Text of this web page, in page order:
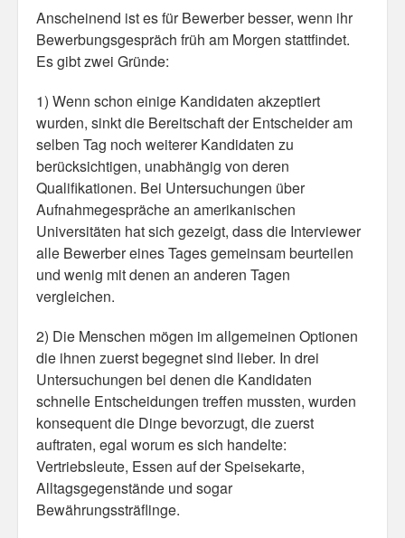
Imprint
Topics
Misc
Business Server Cashflow
Design is how it works
The Others
Money Makes The World Go Round
GTD and shit
Smarty-Pants
Vorsprung durch Technik
Wild Stuff
Psychos
Personal
Anscheinend ist es für Bewerber besser, wenn ihr
Bewerbungsgespräch früh am Morgen stattfindet.
Es gibt zwei Gründe:
1) Wenn schon einige Kandidaten akzeptiert
wurden, sinkt die Bereitschaft der Entscheider am
selben Tag noch weiterer Kandidaten zu
berücksichtigen, unabhängig von deren
Qualifikationen. Bei Untersuchungen über
Aufnahmegespräche an amerikanischen
Universitäten hat sich gezeigt, dass die Interviewer
alle Bewerber eines Tages gemeinsam beurteilen
und wenig mit denen an anderen Tagen
vergleichen.
2) Die Menschen mögen im allgemeinen Optionen
die ihnen zuerst begegnet sind lieber. In drei
Untersuchungen bei denen die Kandidaten
schnelle Entscheidungen treffen mussten, wurden
konsequent die Dinge bevorzugt, die zuerst
auftraten, egal worum es sich handelte:
Vertriebsleute, Essen auf der Speisekarte,
Alltagsgegenstände und sogar
Bewährungssträflinge.